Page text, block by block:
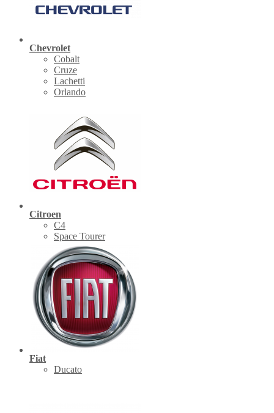
Chevrolet
Cobalt
Cruze
Lachetti
Orlando
Citroen
C4
Space Tourer
Fiat
Ducato